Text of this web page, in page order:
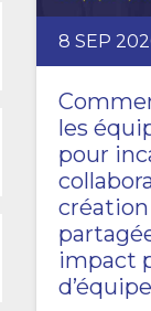
8 SEP
les
pour
impact